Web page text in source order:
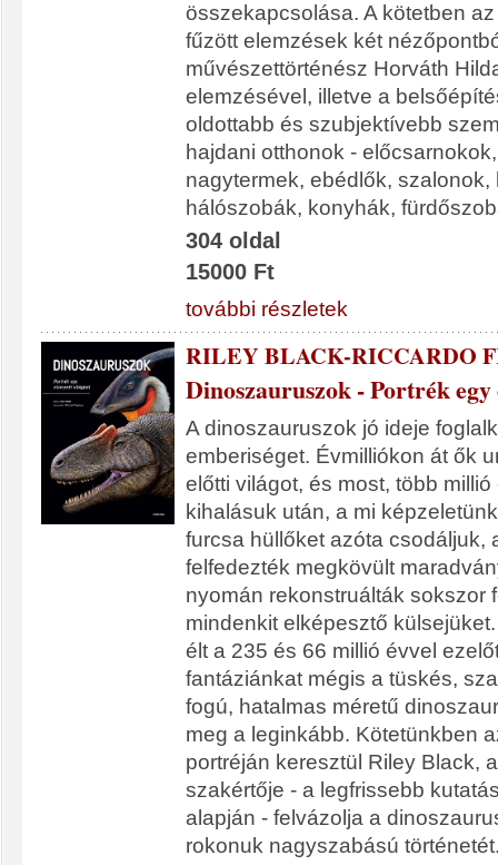
összekapcsolása. A kötetben
fűzött elemzések két
művészettörténész Horváth
elemzésével, illetve a
oldottabb és szubjektívebb
hajdani otthonok -
nagytermek, ebédlők, szalonok,
hálószobák, konyhák,
304 oldal
15000 Ft
további részletek
RILEY BLACK-RICCARDO
Dinoszauruszok - Portrék
A dinoszauruszok jó ideje
emberiséget. Évmilliókon át ők
előtti világot, és most, több
kihalásuk után, a mi
furcsa hüllőket azóta csodáljuk,
felfedezték megkövült
nyomán rekonstruálták sokszor
mindenkit elképesztő
élt a 235 és 66 millió évvel
fantáziánkat mégis a tüskés,
fogú, hatalmas méretű
meg a leginkább. Kötetünkben
portréján keresztül Riley Black,
szakértője - a legfrissebb
alapján - felvázolja a
rokonuk nagyszabású